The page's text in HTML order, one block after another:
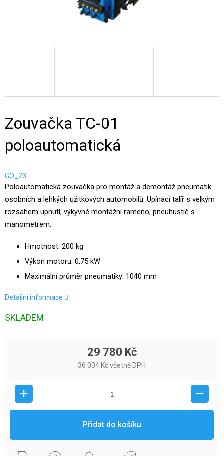
Zouvačka TC-01
poloautomatická
GO_23
Poloautomatická zouvačka pro montáž a demontáž pneumatik
osobních a lehkých užitkových automobilů. Upínací talíř s velkým
rozsahem upnutí, výkyvné montážní rameno, pneuhustič s
manometrem.
Hmotnost: 200 kg
Výkon motoru: 0,75 kW
Maximální průměr pneumatiky: 1040 mm
Detailní informace
SKLADEM
29 780 Kč
36 034 Kč včetně DPH
Přidat do košíku